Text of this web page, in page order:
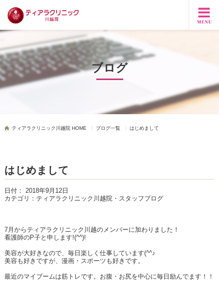
ブログ
ティアラクリニック川越院 HOME ブログ一覧 はじめまして
はじめまして
日付： 2018年9月12日
カテゴリ： ティアラクリニック川越院・スタッフブログ
7月からティアラクリニック川越のメンバーに加わりました！
看護師のP子と申します!(^^)!
美容が大好きなので、毎日楽しく仕事しています(^^♪
美容も好きですが、漫画・スポーツも好きです。
最近のマイブームは筋トレです。お腹・お尻を中心に毎日励んでます！！